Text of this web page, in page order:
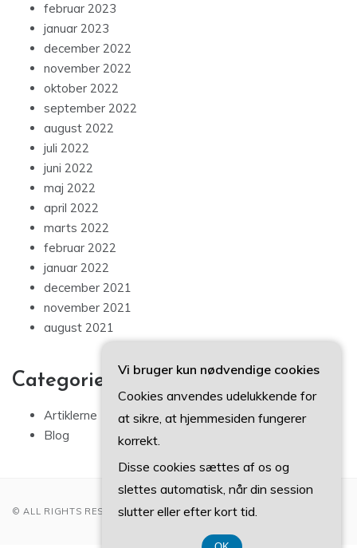
februar 2023
januar 2023
december 2022
november 2022
oktober 2022
september 2022
august 2022
juli 2022
juni 2022
maj 2022
april 2022
marts 2022
februar 2022
januar 2022
december 2021
november 2021
august 2021
Categories
Artiklerne
Blog
© ALL RIGHTS RESERVED 2022
Vi bruger kun nødvendige cookies
Cookies anvendes udelukkende for
at sikre, at hjemmesiden fungerer
korrekt.
Disse cookies sættes af os og
slettes automatisk, når din session
slutter eller efter kort tid.